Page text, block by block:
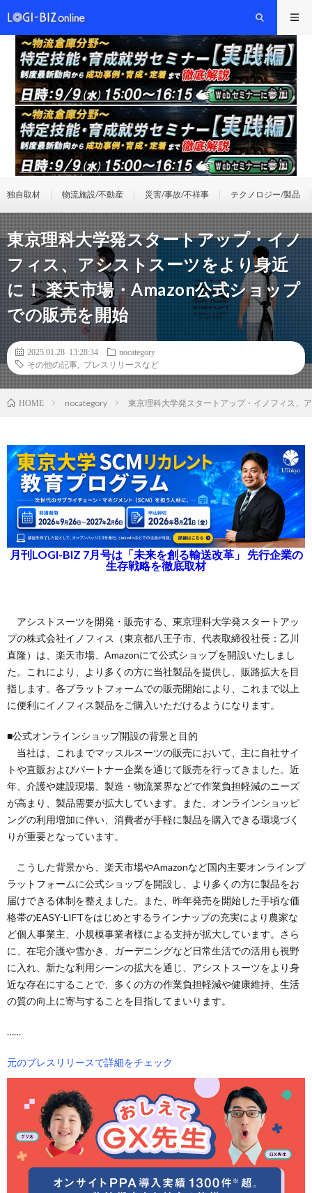
独自取材 物流施設/不動産 災害/事故/不祥事 テクノロジー/製品
東京理科大学発スタートアップ・イノ
フィス、アシストスーツをより身近
に！ 楽天市場・Amazon公式ショップ
での販売を開始
2025.01.28 13:28:34
nocategory
その他の記事
プレスリリースなど
HOME nocategory 東京理科大学発スタートアップ・イノフィス、
月刊LOGI-BIZ 7月号は「未来を創る輸送改革」 先行企業の
生存戦略を徹底取材
アシストスーツを開発・販売する、東京理科大学発スタートアッ
プの株式会社イノフィス（東京都八王子市、代表取締役社長：乙川
直隆）は、楽天市場、Amazonにて公式ショップを開設いたしまし
た。これにより、より多くの方に当社製品を提供し、販路拡大を目
指します。各プラットフォームでの販売開始により、これまで以上
に便利にイノフィス製品をご購入いただけるようになります。
■公式オンラインショップ開設の背景と目的
当社は、これまでマッスルスーツの販売において、主に自社サイ
トや直販およびパートナー企業を通じて販売を行ってきました。近
年、介護や建設現場、製造・物流業界などで作業負担軽減のニーズ
が高まり、製品需要が拡大しています。また、オンラインショッピ
ングの利用増加に伴い、消費者が手軽に製品を購入できる環境づく
りが重要となっています。
こうした背景から、楽天市場やAmazonなど国内主要オンラインプ
ラットフォームに公式ショップを開設し、より多くの方に製品をお
届けできる体制を整えました。また、昨年発売を開始した手頃な価
格帯のEASY-LIFTをはじめとするラインナップの充実により農家な
ど個人事業主、小規模事業者様による支持が拡大しています。さら
に、在宅介護や雪かき、ガーデニングなど日常生活での活用も視野
に入れ、新たな利用シーンの拡大を通じ、アシストスーツをより身
近な存在にすることで、多くの方の作業負担軽減や健康維持、生活
の質の向上に寄与することを目指してまいります。
……
元のプレスリリースで詳細をチェック